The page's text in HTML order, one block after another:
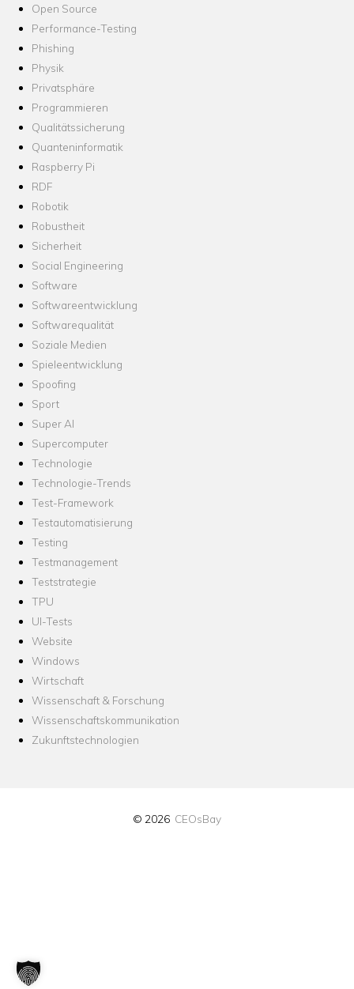
Open Source
Performance-Testing
Phishing
Physik
Privatsphäre
Programmieren
Qualitätssicherung
Quanteninformatik
Raspberry Pi
RDF
Robotik
Robustheit
Sicherheit
Social Engineering
Software
Softwareentwicklung
Softwarequalität
Soziale Medien
Spieleentwicklung
Spoofing
Sport
Super AI
Supercomputer
Technologie
Technologie-Trends
Test-Framework
Testautomatisierung
Testing
Testmanagement
Teststrategie
TPU
UI-Tests
Website
Windows
Wirtschaft
Wissenschaft & Forschung
Wissenschaftskommunikation
Zukunftstechnologien
© 2026 CEOsBay